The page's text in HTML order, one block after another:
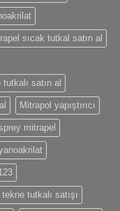
sıcak tutkal satın al
satın al
Mitrapol yapıştırıcı
mitrapel
tekne tutkalı satışı